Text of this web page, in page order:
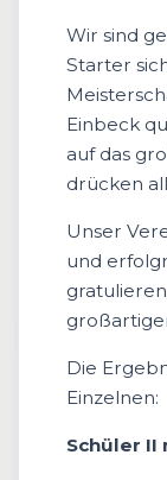
Wir sind
Starter
Einbeck
auf das
drücken
Unser
und
Die
Einzelnen:
Schüler II